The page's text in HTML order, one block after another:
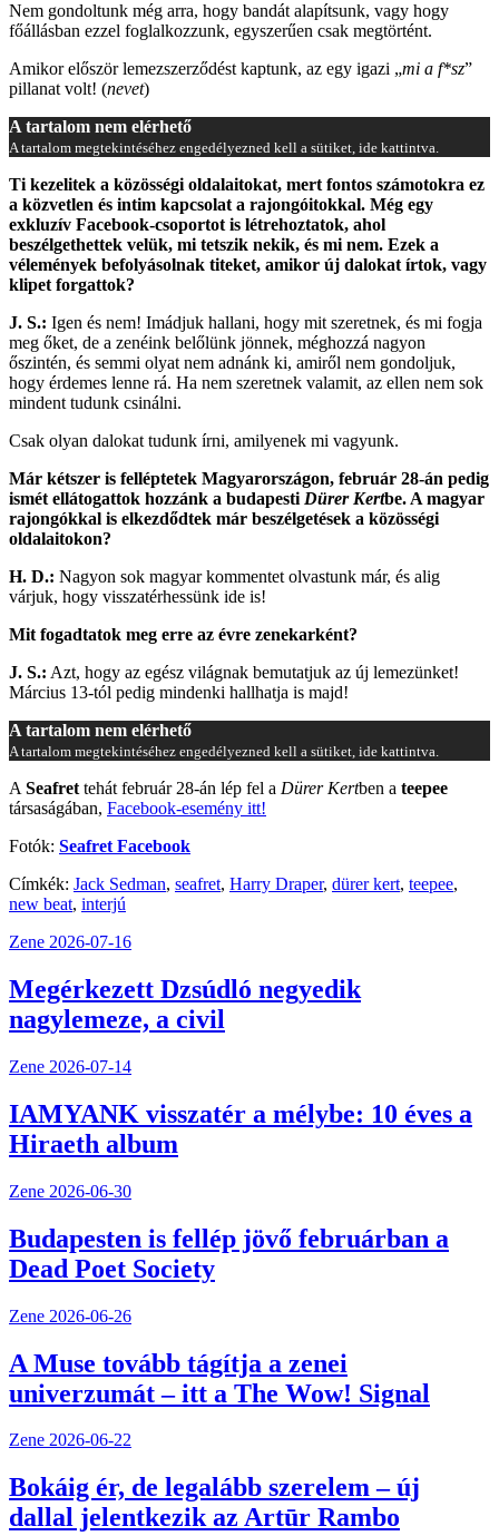
Nem gondoltunk még arra, hogy bandát alapítsunk, vagy hogy
főállásban ezzel foglalkozzunk, egyszerűen csak megtörtént.
Amikor először lemezszerződést kaptunk, az egy igazi „mi a f*sz”
pillanat volt! (nevet)
A tartalom nem elérhető
A tartalom megtekintéséhez engedélyezned kell a sütiket, ide kattintva.
Ti kezelitek a közösségi oldalaitokat, mert fontos számotokra ez
a közvetlen és intim kapcsolat a rajongóitokkal. Még egy
exkluzív Facebook-csoportot is létrehoztatok, ahol
beszélgethettek velük, mi tetszik nekik, és mi nem. Ezek a
vélemények befolyásolnak titeket, amikor új dalokat írtok, vagy
klipet forgattok?
J. S.: Igen és nem! Imádjuk hallani, hogy mit szeretnek, és mi fogja
meg őket, de a zenéink belőlünk jönnek, méghozzá nagyon
őszintén, és semmi olyat nem adnánk ki, amiről nem gondoljuk,
hogy érdemes lenne rá. Ha nem szeretnek valamit, az ellen nem sok
mindent tudunk csinálni.
Csak olyan dalokat tudunk írni, amilyenek mi vagyunk.
Már kétszer is felléptetek Magyarországon, február 28-án pedig
ismét ellátogattok hozzánk a budapesti Dürer Kertbe. A magyar
rajongókkal is elkezdődtek már beszélgetések a közösségi
oldalaitokon?
H. D.: Nagyon sok magyar kommentet olvastunk már, és alig
várjuk, hogy visszatérhessünk ide is!
Mit fogadtatok meg erre az évre zenekarként?
J. S.: Azt, hogy az egész világnak bemutatjuk az új lemezünket!
Március 13-tól pedig mindenki hallhatja is majd!
A tartalom nem elérhető
A tartalom megtekintéséhez engedélyezned kell a sütiket, ide kattintva.
A Seafret tehát február 28-án lép fel a Dürer Kertben a teepee
társaságában, Facebook-esemény itt!
Fotók: Seafret Facebook
Címkék: Jack Sedman, seafret, Harry Draper, dürer kert, teepee,
new beat, interjú
Zene 2026-07-16
Megérkezett Dzsúdló negyedik
nagylemeze, a civil
Zene 2026-07-14
IAMYANK visszatér a mélybe: 10 éves a
Hiraeth album
Zene 2026-06-30
Budapesten is fellép jövő februárban a
Dead Poet Society
Zene 2026-06-26
A Muse tovább tágítja a zenei
univerzumát – itt a The Wow! Signal
Zene 2026-06-22
Bokáig ér, de legalább szerelem – új
dallal jelentkezik az Artūr Rambo